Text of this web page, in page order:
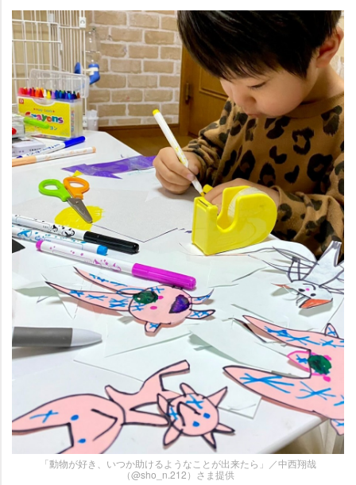
「動物が好き、いつか助けるようなことが出来たら」／中西翔哉
（@sho_n.212）さま提供